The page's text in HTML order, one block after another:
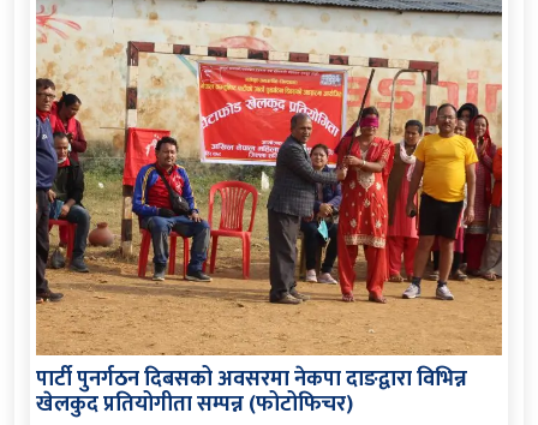
पार्टी पुनर्गठन दिबसको अवसरमा नेकपा दाङद्वारा विभिन्न
खेलकुद प्रतियोगीता सम्पन्न (फोटोफिचर)